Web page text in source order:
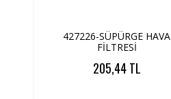
427226-SÜPÜRGE HAVA
FİLTRESİ
205,44 TL